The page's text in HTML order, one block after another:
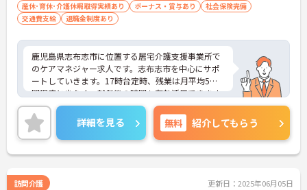
産休･育休･介護休暇取得実績あり
ボーナス・賞与あり
社会保険完備
交通費支給
退職金制度あり
鹿児島県志布志市に位置する居宅介護支援事業所で
のケアマネジャー求人です。志布志市を中心にサポ
ートしていきます。17時台定時、残業は月平均5時
間程度と少なく、就業後の時間も有効活用できます
♪医療法人が母体で安定感もよく、賞与実績あり、
各種手当充実しております。ご興味のある方には、
面接対策ポイントなど、さらに詳細をお話しいたし
ますのでお気軽にご相談ください！
詳細を見る 無料 紹介してもらう
訪問介護 更新日：2025年06月05日